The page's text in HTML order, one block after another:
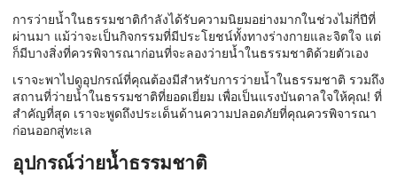
การว่ายน้ำในธรรมชาติกำลังได้รับความนิยมอย่างมากในช่วงไม่กี่ปีที่
ผ่านมา แม้ว่าจะเป็นกิจกรรมที่มีประโยชน์ทั้งทางร่างกายและจิตใจ แต่
ก็มีบางสิ่งที่ควรพิจารณาก่อนที่จะลองว่ายน้ำในธรรมชาติด้วยตัวเอง
เราจะพาไปดูอุปกรณ์ที่คุณต้องมีสำหรับการว่ายน้ำในธรรมชาติ รวมถึง
สถานที่ว่ายน้ำในธรรมชาติที่ยอดเยี่ยม เพื่อเป็นแรงบันดาลใจให้คุณ! ที่
สำคัญที่สุด เราจะพูดถึงประเด็นด้านความปลอดภัยที่คุณควรพิจารณา
ก่อนออกสู่ทะเล
อุปกรณ์ว่ายน้ำธรรมชาติ